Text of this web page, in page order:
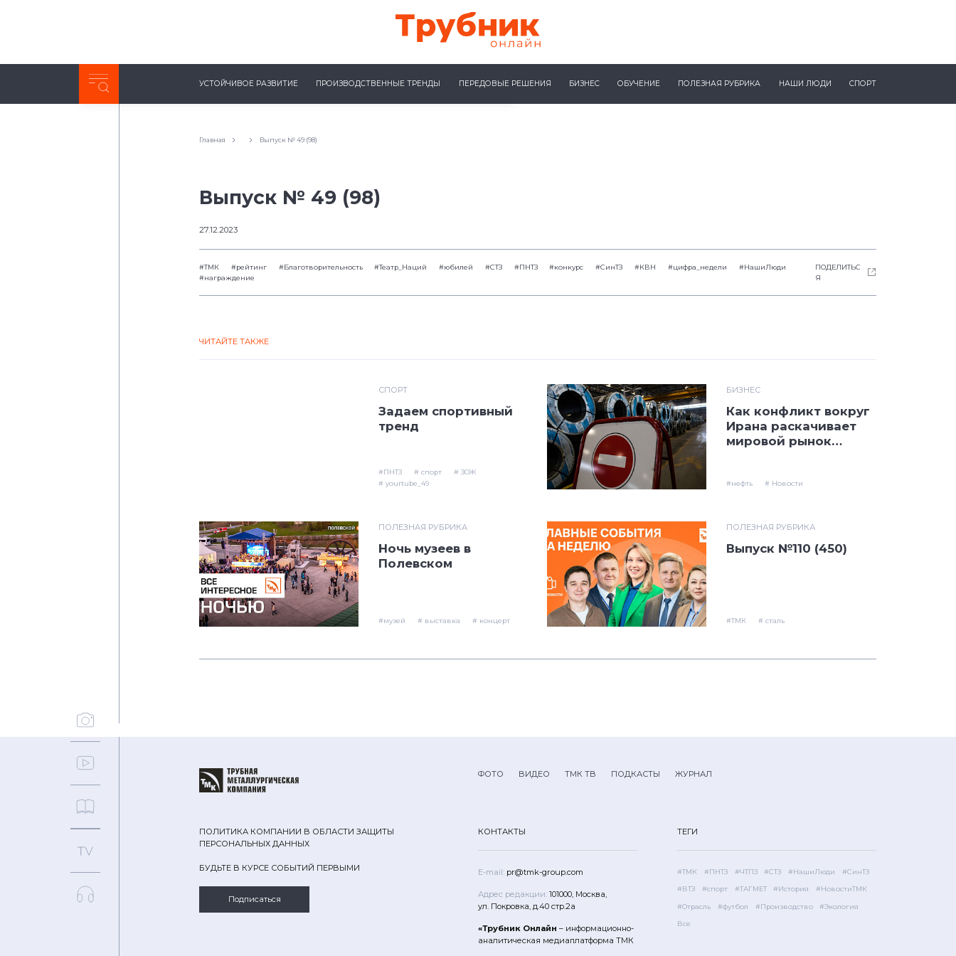
Неделя с ТМК. Выпуск №27 (225)
УСТОЙЧИВОЕ РАЗВИТИЕ ПРОИЗВОДСТВЕННЫЕ ТРЕНДЫ ПЕРЕДОВЫЕ РЕШЕНИЯ БИЗНЕС ОБУЧЕНИЕ ПОЛЕЗНАЯ РУБРИКА НАШИ ЛЮДИ СПОРТ
Главная Выпуск № 49 (98)
Выпуск № 49 (98)
27.12.2023
#ТМК #рейтинг #Благотворительность #Театр_Наций #юбилей #СТЗ #ПНТЗ #конкурс #СинТЗ #КВН #цифра_недели
#НашиЛюди
#награждение
ПОДЕЛИТЬС
Я
ЧИТАЙТЕ ТАКЖЕ
СПОРТ
Задаем спортивный
тренд
#ПНТЗ # спорт
# ЗОЖ
# yourtube_49
БИЗНЕС
Как конфликт вокруг
Ирана раскачивает
мировой рынок
#нефть # Новости
ПОЛЕЗНАЯ РУБРИКА
Ночь музеев в
Полевском
#музей # выставка # концерт
ПОЛЕЗНАЯ РУБРИКА
Выпуск №110 (450)
#ТМК # сталь
ФОТО ВИДЕО ТМК ТВ ПОДКАСТЫ ЖУРНАЛ
ПОЛИТИКА КОМПАНИИ В ОБЛАСТИ ЗАЩИТЫ
ПЕРСОНАЛЬНЫХ ДАННЫХ
БУДЬТЕ В КУРСЕ СОБЫТИЙ ПЕРВЫМИ
Подписаться
КОНТАКТЫ
E-mail: pr@tmk-group.com
Адрес редакции: 101000, Москва,
ул. Покровка, д.40 стр.2а
«Трубник Онлайн – информационно-
аналитическая медиаплатформа ТМК
ТЕГИ
#ТМК #ПНТЗ #ЧТПЗ #СТЗ #НашиЛюди #СинТЗ
#ВТЗ #спорт #ТАГМЕТ #История #НовостиТМК
#Отрасль #футбол #Производство #Экология
Все